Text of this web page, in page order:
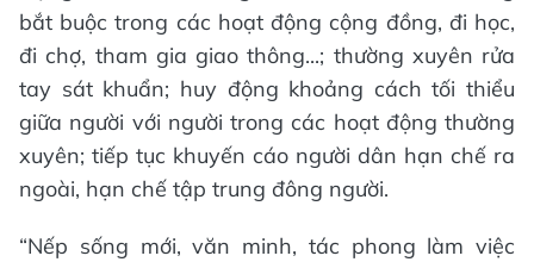
bắt buộc trong các hoạt động cộng đồng, đi học,
đi chợ, tham gia giao thông...; thường xuyên rửa
tay sát khuẩn; huy động khoảng cách tối thiểu
giữa người với người trong các hoạt động thường
xuyên; tiếp tục khuyến cáo người dân hạn chế ra
ngoài, hạn chế tập trung đông người.
“Nếp sống mới, văn minh, tác phong làm việc